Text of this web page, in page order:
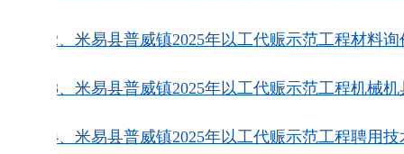
附件2、米易县普威镇2025年以工代赈示范工程材料
附件3、米易县普威镇2025年以工代赈示范工程机械
附件4、米易县普威镇2025年以工代赈示范工程聘用